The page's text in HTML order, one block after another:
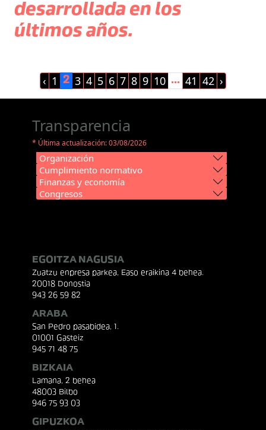
desarrollada en los
últimos años.
‹ 1 2 3 4 5 6 7 8 9 10 ... 41 42 ›
Transparencia
* Última actualización: 03/08/2026
Organización
Cumplimiento normativo
Finanzas y economía
Congresos
EGOITZA NAGUSIA
Zuatzu enpresa parkea, Easo eraikina 4 behea.
20018 Donostia
943 26 59 82
ARABA
San Pedro pasabidea, 1.
01001 Gasteiz
945 71 48 75
BIZKAIA
Lamana, 2 behea
48003 Bilbo
946 75 93 03
GIPUZKOA